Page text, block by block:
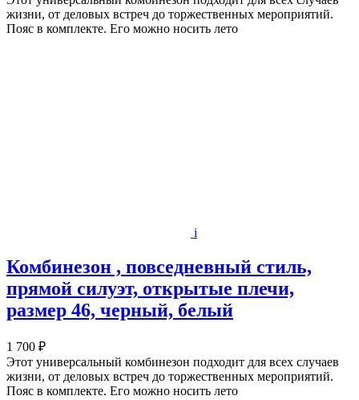
жизни, от деловых встреч до торжественных мероприятий.
Пояс в комплекте. Его можно носить лето
i
Комбинезон , повседневный стиль,
прямой силуэт, открытые плечи,
размер 46, черный, белый
1 700 ₽
Этот универсальный комбинезон подходит для всех случаев
жизни, от деловых встреч до торжественных мероприятий.
Пояс в комплекте. Его можно носить лето